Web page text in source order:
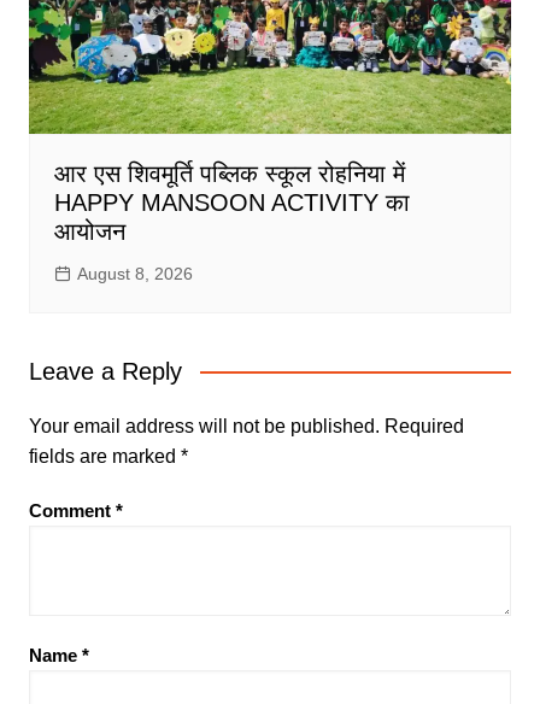
आर एस शिवमूर्ति पब्लिक स्कूल रोहनिया में
HAPPY MANSOON ACTIVITY का
आयोजन
August 8, 2026
Leave a Reply
Your email address will not be published. Required
fields are marked *
Comment *
Name *